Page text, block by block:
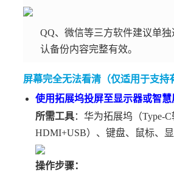
QQ、微信等三方软件建议单
认备份内容完整有效。
屏幕完全无法看清（仅适用于支持
使用拓展坞投屏至显示器或智慧
所需工具：华为拓展坞（Type-C
HDMI+USB）、键盘、鼠标、显
操作步骤：